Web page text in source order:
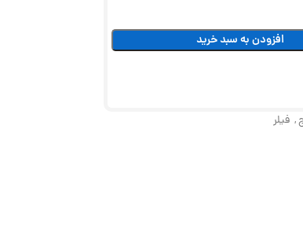
افزودن به سبد خرید
, فیلر